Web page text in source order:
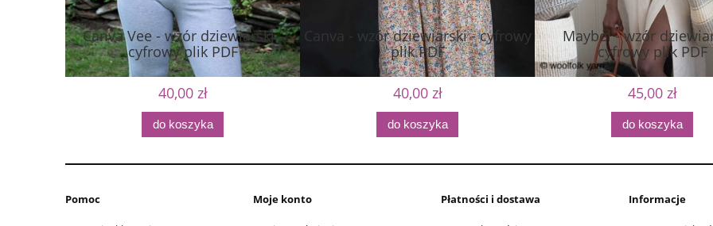
Canva Vee - wzór dziewiarski -
cyfrowy plik PDF
40,00 zł
do koszyka
Canva - wzór dziewiarski - cyfrowy
plik PDF
40,00 zł
do koszyka
Maybel - wzór
cyfrowy plik PDF
45,00 zł
do koszyka
Pomoc Moje konto Płatności i dostawa Informacje